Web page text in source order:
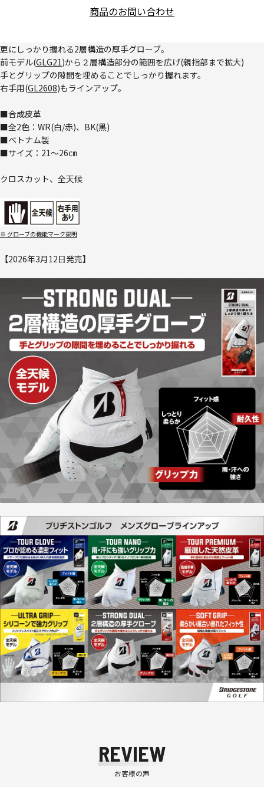
商品のお問い合わせ
更にしっかり握れる2層構造の厚手グローブ。
前モデル(GLG21)から２層構造部分の範囲を広げ(親指部まで拡大)
手とグリップの隙間を埋めることでしっかり握れます。
右手用(GL2608)もラインアップ。
■合成皮革
■全2色：WR(白/赤)、BK(黒)
■ベトナム製
■サイズ：21～26㎝
クロスカット、全天候
※ グローブの機能マーク説明
【2026年3月12日発売】
REVIEW
お客様の声